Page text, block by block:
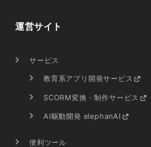
運営サイト
サービス
教育系アプリ開発サービス
SCORM変換・制作サービス
AI駆動開発 elephanAI
便利ツール